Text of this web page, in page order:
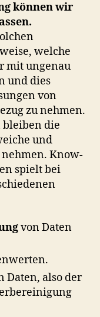
können wir
welche
mit ungenau
und dies
von
zu nehmen.
bleiben die
und
Know-
spielt bei
von Daten
Daten, also der